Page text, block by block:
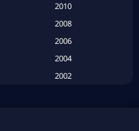
2010
2008
2006
2004
2002